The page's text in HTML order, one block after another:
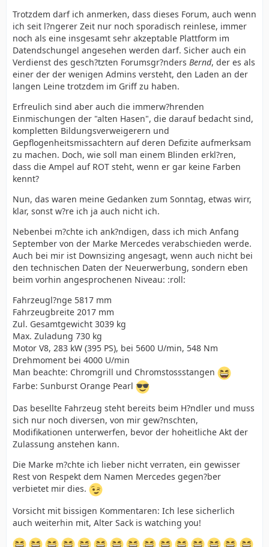
Trotzdem darf ich anmerken, dass dieses Forum, auch wenn
ich seit l?ngerer Zeit nur noch sporadisch reinlese, immer
noch als eine insgesamt sehr akzeptable Plattform im
Datendschungel angesehen werden darf. Sicher auch ein
Verdienst des gesch?tzten Forumsgr?nders Bernd, der es als
einer der der wenigen Admins versteht, den Laden an der
langen Leine trotzdem im Griff zu haben.
Erfreulich sind aber auch die immerw?hrenden
Einmischungen der "alten Hasen", die darauf bedacht sind,
kompletten Bildungsverweigerern und
Gepflogenheitsmissachtern auf deren Defizite aufmerksam
zu machen. Doch, wie soll man einem Blinden erkl?ren,
dass die Ampel auf ROT steht, wenn er gar keine Farben
kennt?
Nun, das waren meine Gedanken zum Sonntag, etwas wirr,
klar, sonst w?re ich ja auch nicht ich.
Nebenbei m?chte ich ank?ndigen, dass ich mich Anfang
September von der Marke Mercedes verabschieden werde.
Auch bei mir ist Downsizing angesagt, wenn auch nicht bei
den technischen Daten der Neuerwerbung, sondern eben
beim vorhin angesprochenen Niveau: :roll:
Fahrzeugl?nge 5817 mm
Fahrzeugbreite 2017 mm
Zul. Gesamtgewicht 3039 kg
Max. Zuladung 730 kg
Motor V8, 283 kW (395 PS), bei 5600 U/min, 548 Nm
Drehmoment bei 4000 U/min
Man beachte: Chromgrill und Chromstossstangen
Farbe: Sunburst Orange Pearl
Das besellte Fahrzeug steht bereits beim H?ndler und muss
sich nur noch diversen, von mir gew?nschten,
Modifikationen unterwerfen, bevor der hoheitliche Akt der
Zulassung anstehen kann.
Die Marke m?chte ich lieber nicht verraten, ein gewisser
Rest von Respekt dem Namen Mercedes gegen?ber
verbietet mir dies.
Vorsicht mit bissigen Kommentaren: Ich lese sicherlich
auch weiterhin mit, Alter Sack is watching you!